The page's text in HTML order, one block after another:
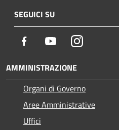
SEGUICI SU
Facebook YoutubeInstagram
AMMINISTRAZIONE
Organi di Governo
Aree Amministrative
Uffici